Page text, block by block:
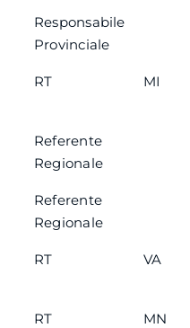
Responsabile
Provinciale
RT MI
Referente
Regionale
Referente
Regionale
RT VA
RT MN